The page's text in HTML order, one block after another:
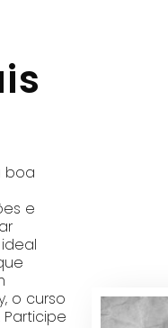
boa
e
o curso